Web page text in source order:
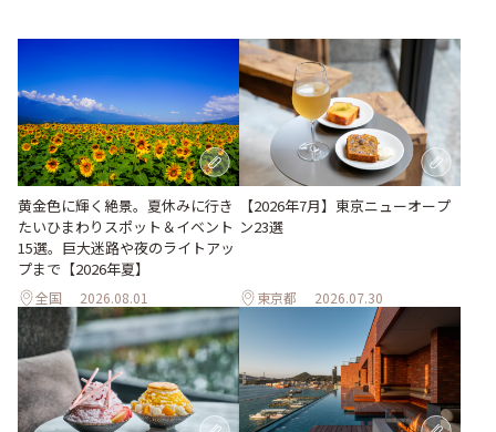
黄金色に輝く絶景。夏休みに行き
たいひまわりスポット＆イベント
15選。巨大迷路や夜のライトアッ
プまで【2026年夏】
全国 2026.08.01
【2026年7月】東京ニューオープ
ン23選
東京都 2026.07.30